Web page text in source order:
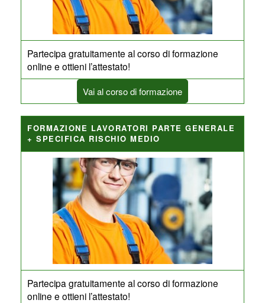
Partecipa gratuitamente al corso di formazione
online e ottieni l’attestato!
Vai al corso di formazione
FORMAZIONE LAVORATORI PARTE GENERALE
+ SPECIFICA RISCHIO MEDIO
Partecipa gratuitamente al corso di formazione
online e ottieni l’attestato!